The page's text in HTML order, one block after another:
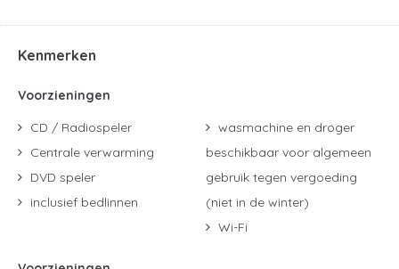
Kenmerken
Voorzieningen
CD / Radiospeler
Centrale verwarming
DVD speler
inclusief bedlinnen
wasmachine en droger
beschikbaar voor algemeen
gebruik tegen vergoeding
(niet in de winter)
Wi-Fi